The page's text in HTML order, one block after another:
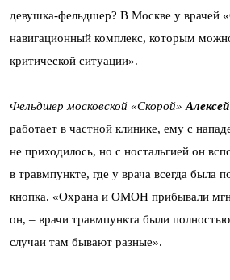
девушка-фельдшер? В Москве у врачей
навигационный комплекс, которым
критической ситуации».
Фельдшер московской «Скорой»
работает в частной клинике, ему с
не приходилось, но с ностальгией он
в травмпункте, где у врача всегда была
кнопка. «Охрана и ОМОН прибывали
он, – врачи травмпункта были
случаи там бывают разные».